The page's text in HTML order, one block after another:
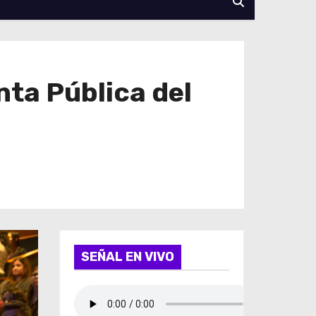
Pública del
SEÑAL EN VIVO